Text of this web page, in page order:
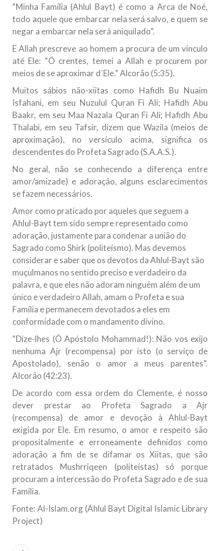
“Minha Família (Ahlul Bayt) é como a Arca de Noé,
todo aquele que embarcar nela será salvo, e quem se
negar a embarcar nela será aniquilado”.
E Allah prescreve ao homem a procura de um vínculo
até Ele: “Ó crentes, temei a Allah e procurem por
meios de se aproximar d`Ele.” Alcorão (5:35).
Muitos sábios não-xiitas como Hafidh Bu Nuaim
Isfahani, em seu Nuzulul Quran Fi Ali; Hafidh Abu
Baakr, em seu Maa Nazala Quran Fi Ali; Hafidh Abu
Thalabi, em seu Tafsir, dizem que Wazila (meios de
aproximação), no versículo acima, significa os
descendentes do Profeta Sagrado (S.A.A.S.).
No geral, não se conhecendo a diferença entre
amor/amizade) e adoração, alguns esclarecimentos
se fazem necessários.
Amor como praticado por aqueles que seguem a
Ahlul-Bayt tem sido sempre representado como
adoração, justamente para condenar a união do
Sagrado como Shirk (politeísmo). Mas devemos
considerar e saber que os devotos da Ahlul-Bayt são
muçulmanos no sentido preciso e verdadeiro da
palavra, e que eles não adoram ninguém além de um
único e verdadeiro Allah, amam o Profeta e sua
Família e permanecem devotados a eles em
conformidade com o mandamento divino.
“Dize-lhes (Ó Apóstolo Mohammad!): Não vos exijo
nenhuma Ajr (recompensa) por isto (o serviço de
Apostolado), senão o amor a meus parentes”.
Alcorão (42:23).
De acordo com essa ordem do Clemente, é nosso
dever prestar ao Profeta Sagrado a Ajr
(recompensa) de amor e devoção à Ahlul-Bayt
exigida por Ele. Em resumo, o amor e respeito são
propositalmente e erroneamente definidos como
adoração a fim de se difamar os Xiitas, que são
retratados Mushrriqeen (politeístas) só porque
procuram a intercessão do Profeta Sagrado e de sua
Família.
Fonte: Al-Islam.org (Ahlul Bayt Digital Islamic Library
Project)